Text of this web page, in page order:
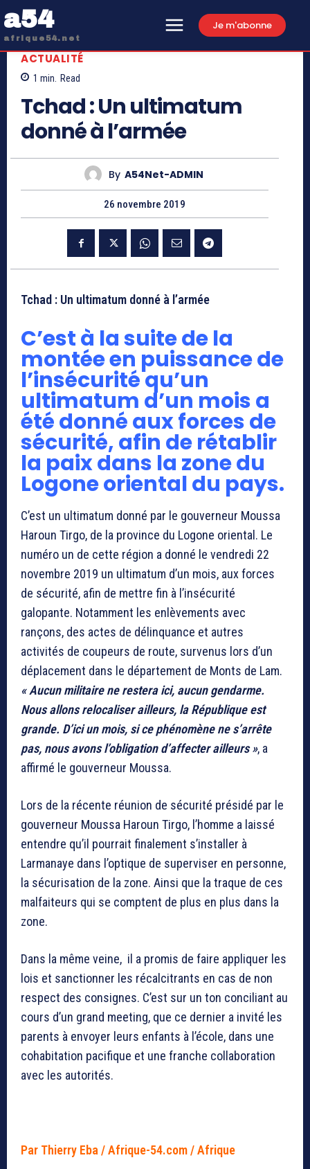
a54
afrique54.net
Je m'abonne
ACTUALITÉ
1 min. Read
Tchad : Un ultimatum
donné à l’armée
By A54Net-ADMIN
26 novembre 2019
Tchad : Un ultimatum donné à l’armée
C’est à la suite de la
montée en puissance de
l’insécurité qu’un
ultimatum d’un mois a
été donné aux forces de
sécurité, afin de rétablir
la paix dans la zone du
Logone oriental du pays.
C’est un ultimatum donné par le gouverneur Moussa
Haroun Tirgo, de la province du Logone oriental. Le
numéro un de cette région a donné le vendredi 22
novembre 2019 un ultimatum d’un mois, aux forces
de sécurité, afin de mettre fin à l’insécurité
galopante. Notamment les enlèvements avec
rançons, des actes de délinquance et autres
activités de coupeurs de route, survenus lors d’un
déplacement dans le département de Monts de Lam.
« Aucun militaire ne restera ici, aucun gendarme.
Nous allons relocaliser ailleurs, la République est
grande. D’ici un mois, si ce phénomène ne s’arrête
pas, nous avons l’obligation d’affecter ailleurs », a
affirmé le gouverneur Moussa.
Lors de la récente réunion de sécurité présidé par le
gouverneur Moussa Haroun Tirgo, l’homme a laissé
entendre qu’il pourrait finalement s’installer à
Larmanaye dans l’optique de superviser en personne,
la sécurisation de la zone. Ainsi que la traque de ces
malfaiteurs qui se comptent de plus en plus dans la
zone.
Dans la même veine, il a promis de faire appliquer les
lois et sanctionner les récalcitrants en cas de non
respect des consignes. C’est sur un ton conciliant au
cours d’un grand meeting, que ce dernier a invité les
parents à envoyer leurs enfants à l’école, dans une
cohabitation pacifique et une franche collaboration
avec les autorités.
Par Thierry Eba / Afrique-54.com / Afrique